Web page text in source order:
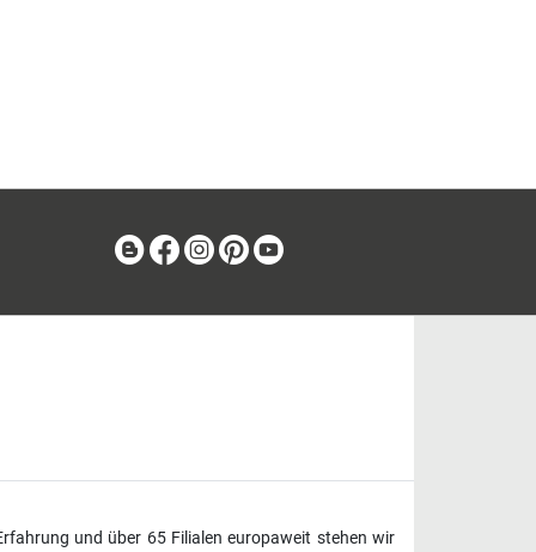
BlogFacebook
Instagram
Pinterest
und über 65 Filialen europaweit stehen wir